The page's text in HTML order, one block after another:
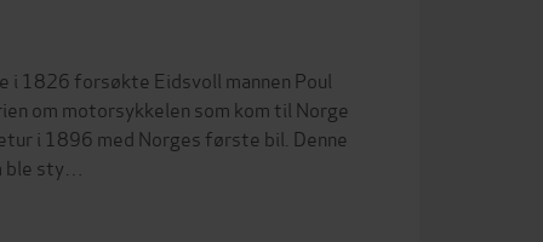
i 1826 forsøkte Eidsvoll mannen Poul
om motorsykkelen som kom til Norge
i 1896 med Norges første bil. Denne
sty…